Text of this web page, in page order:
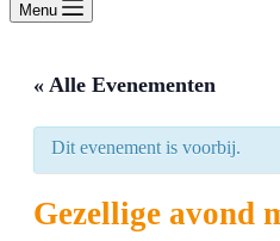
Menu
« Alle Evenementen
Dit evenement is voorbij.
Gezellige avond